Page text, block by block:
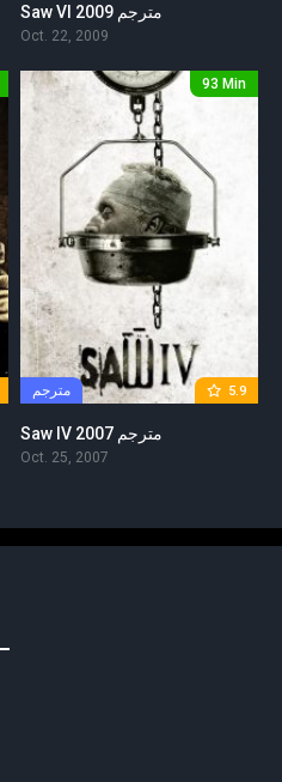
Saw VI 2009 مترجم
Oct. 22, 2009
5.9 مترجم
93 Min
Saw IV 2007 مترجم
Oct. 25, 2007